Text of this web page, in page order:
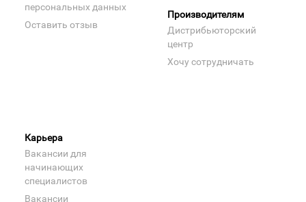
персональных данных
Оставить отзыв
Производителям
Дистрибьюторский
центр
Хочу сотрудничать
Карьера
Вакансии для
начинающих
специалистов
Вакансии